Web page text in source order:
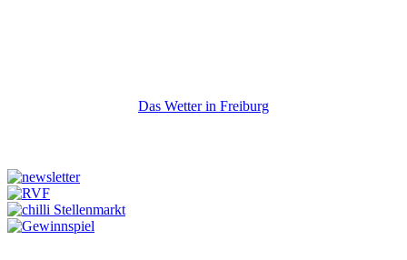
Das Wetter in Freiburg